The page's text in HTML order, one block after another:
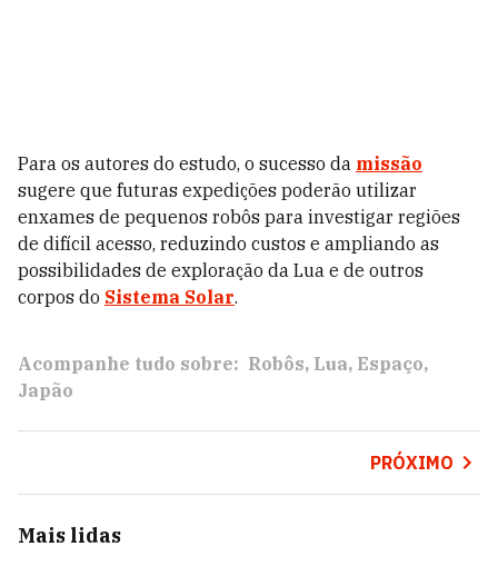
Para os autores do estudo, o sucesso da missão
sugere que futuras expedições poderão utilizar
enxames de pequenos robôs para investigar regiões
de difícil acesso, reduzindo custos e ampliando as
possibilidades de exploração da Lua e de outros
corpos do Sistema Solar.
Acompanhe tudo sobre: Robôs Lua Espaço
Japão
PRÓXIMO
Mais lidas